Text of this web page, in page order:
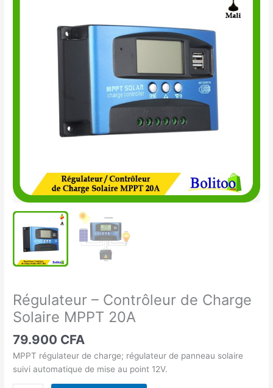
Régulateur – Contrôleur de Charge
Solaire MPPT 20A
79.900 CFA
MPPT régulateur de charge; régulateur de panneau solaire
suivi automatique de mise au point 12V.